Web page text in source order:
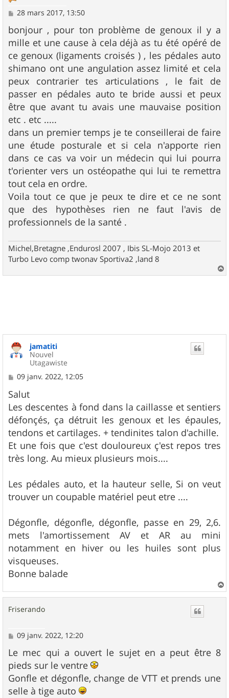
M
s
s
a
g
e
28 mars 2017, 13:50
bonjour , pour ton problème de genoux il y a
mille et une cause à cela déjà as tu été opéré de
ce genoux (ligaments croisés ) , les pédales auto
shimano ont une angulation assez limité et cela
peux contrarier tes articulations , le fait de
passer en pédales auto te bride aussi et peux
être que avant tu avais une mauvaise position
etc . etc .....
dans un premier temps je te conseillerai de faire
une étude posturale et si cela n'apporte rien
dans ce cas va voir un médecin qui lui pourra
t'orienter vers un ostéopathe qui lui te remettra
tout cela en ordre.
Voila tout ce que je peux te dire et ce ne sont
que des hypothèses rien ne faut l'avis de
professionnels de la santé .
Michel,Bretagne ,Endurosl 2007 , Ibis SL-Mojo 2013 et
Turbo Levo comp twonav Sportiva2 ,land 8
a
jamatiti
Nouvel
Utagawiste
M
s
s
a
g
e
09 janv. 2022, 12:05
Salut
Les descentes à fond dans la caillasse et sentiers
défonçés, ça détruit les genoux et les épaules,
tendons et cartilages. + tendinites talon d'achille.
Et une fois que c'est douloureux ç'est repos tres
très long. Au mieux plusieurs mois....
Les pédales auto, et la hauteur selle, Si on veut
trouver un coupable matériel peut etre ....
Dégonfle, dégonfle, dégonfle, passe en 29, 2,6.
mets l'amortissement AV et AR au mini
notamment en hiver ou les huiles sont plus
visqueuses.
Bonne balade
a
Friserando
M
s
s
a
g
e
09 janv. 2022, 12:20
Le mec qui a ouvert le sujet en a peut être 8
pieds sur le ventre
Gonfle et dégonfle, change de VTT et prends une
selle à tige auto